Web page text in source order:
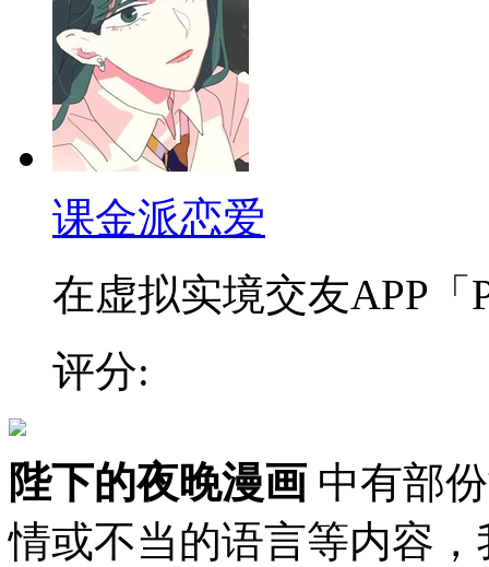
课金派恋爱
在虚拟实境交友APP「
评分:
陛下的夜晚漫画 中有部
情或不当的语言等内容